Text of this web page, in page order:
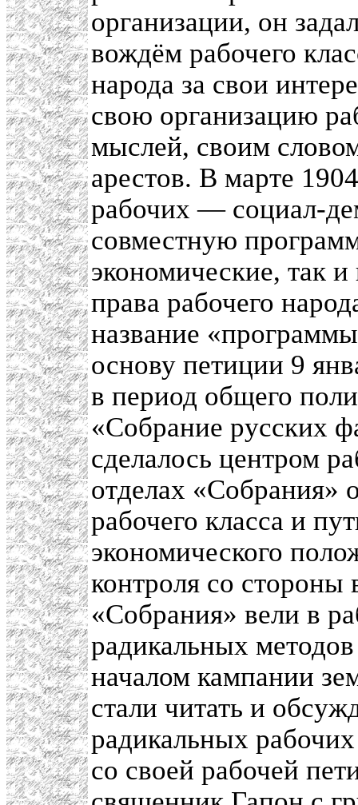
организации, он
вождём рабочего
народа за свои
свою организацию
мыслей, своим
арестов. В марте
рабочих — социал-
совместную
экономические, так
права рабочего
название
основу петиции 9
в период общего
«Собрание русских
сделалось центром
отделах «Собрания»
рабочего класса и
экономического
контроля со стороны
«Собрания» вели в
радикальных
началом кампании
стали читать и
радикальных
со своей рабочей